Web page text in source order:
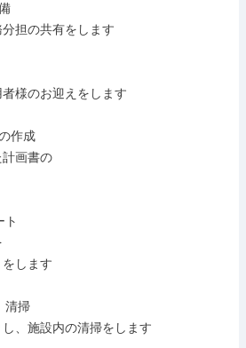
担の共有をします
様のお迎えをします
作成
計画書の
ト
します
清掃
、施設内の清掃をします